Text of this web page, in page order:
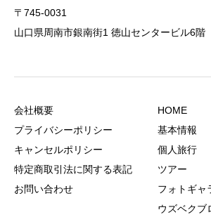
〒745-0031
山口県周南市銀南街1 徳山センタービル6階
会社概要
プライバシーポリシー
キャンセルポリシー
特定商取引法に関する表記
お問い合わせ
HOME
基本情報
個人旅行
ツアー
フォトギャ
ウズベクブ